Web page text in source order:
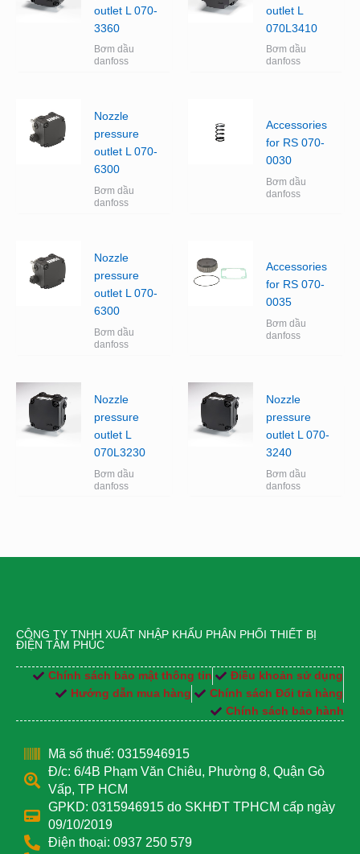
outlet L 070-
3360
Bơm dầu
danfoss
outlet L
070L3410
Bơm dầu
danfoss
Nozzle
pressure
outlet L 070-
6300
Bơm dầu
danfoss
Accessories
for RS 070-
0030
Bơm dầu
danfoss
Nozzle
pressure
outlet L 070-
6300
Bơm dầu
danfoss
Accessories
for RS 070-
0035
Bơm dầu
danfoss
Nozzle
pressure
outlet L
070L3230
Bơm dầu
danfoss
Nozzle
pressure
outlet L 070-
3240
Bơm dầu
danfoss
CÔNG TY TNHH XUẤT NHẬP KHẨU PHÂN PHỐI THIẾT BỊ
ĐIỆN TÂM PHÚC
Chính sách bảo mật thông tin
Điều khoản sử dụng
Hướng dẫn mua hàng
Chính sách Đổi trả hàng
Chính sách bảo hành
Mã số thuế: 0315946915
Đ/c: 6/4B Phạm Văn Chiêu, Phường 8, Quận Gò
Vấp, TP HCM
GPKD: 0315946915 do SKHĐT TPHCM cấp ngày
09/10/2019
Điện thoại: 0937 250 579